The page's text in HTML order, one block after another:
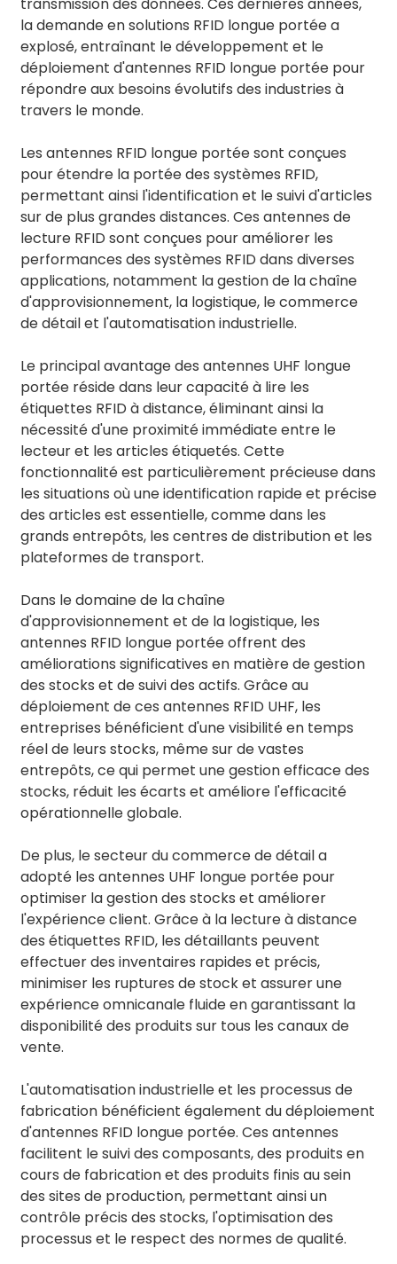
transmission des données. Ces dernières années,
la demande en solutions RFID longue portée a
explosé, entraînant le développement et le
déploiement d'antennes RFID longue portée pour
répondre aux besoins évolutifs des industries à
travers le monde.
Les antennes RFID longue portée sont conçues
pour étendre la portée des systèmes RFID,
permettant ainsi l'identification et le suivi d'articles
sur de plus grandes distances. Ces antennes de
lecture RFID sont conçues pour améliorer les
performances des systèmes RFID dans diverses
applications, notamment la gestion de la chaîne
d'approvisionnement, la logistique, le commerce
de détail et l'automatisation industrielle.
Le principal avantage des antennes UHF longue
portée réside dans leur capacité à lire les
étiquettes RFID à distance, éliminant ainsi la
nécessité d'une proximité immédiate entre le
lecteur et les articles étiquetés. Cette
fonctionnalité est particulièrement précieuse dans
les situations où une identification rapide et précise
des articles est essentielle, comme dans les
grands entrepôts, les centres de distribution et les
plateformes de transport.
Dans le domaine de la chaîne
d'approvisionnement et de la logistique, les
antennes RFID longue portée offrent des
améliorations significatives en matière de gestion
des stocks et de suivi des actifs. Grâce au
déploiement de ces antennes RFID UHF, les
entreprises bénéficient d'une visibilité en temps
réel de leurs stocks, même sur de vastes
entrepôts, ce qui permet une gestion efficace des
stocks, réduit les écarts et améliore l'efficacité
opérationnelle globale.
De plus, le secteur du commerce de détail a
adopté les antennes UHF longue portée pour
optimiser la gestion des stocks et améliorer
l'expérience client. Grâce à la lecture à distance
des étiquettes RFID, les détaillants peuvent
effectuer des inventaires rapides et précis,
minimiser les ruptures de stock et assurer une
expérience omnicanale fluide en garantissant la
disponibilité des produits sur tous les canaux de
vente.
L'automatisation industrielle et les processus de
fabrication bénéficient également du déploiement
d'antennes RFID longue portée. Ces antennes
facilitent le suivi des composants, des produits en
cours de fabrication et des produits finis au sein
des sites de production, permettant ainsi un
contrôle précis des stocks, l'optimisation des
processus et le respect des normes de qualité.